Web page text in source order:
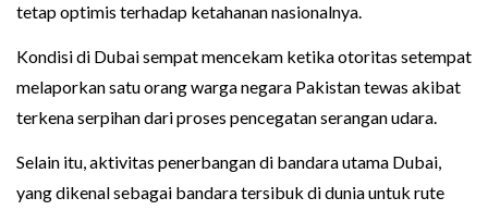
tetap optimis terhadap ketahanan nasionalnya.
Kondisi di Dubai sempat mencekam ketika otoritas setempat
melaporkan satu orang warga negara Pakistan tewas akibat
terkena serpihan dari proses pencegatan serangan udara.
Selain itu, aktivitas penerbangan di bandara utama Dubai,
yang dikenal sebagai bandara tersibuk di dunia untuk rute